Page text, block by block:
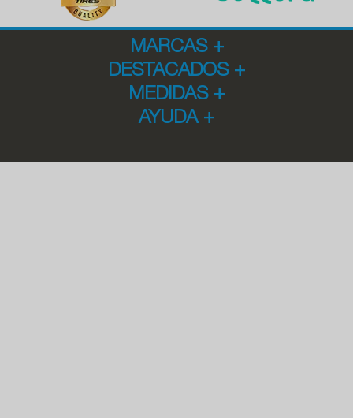
MARCAS +
DESTACADOS +
MEDIDAS +
AYUDA +